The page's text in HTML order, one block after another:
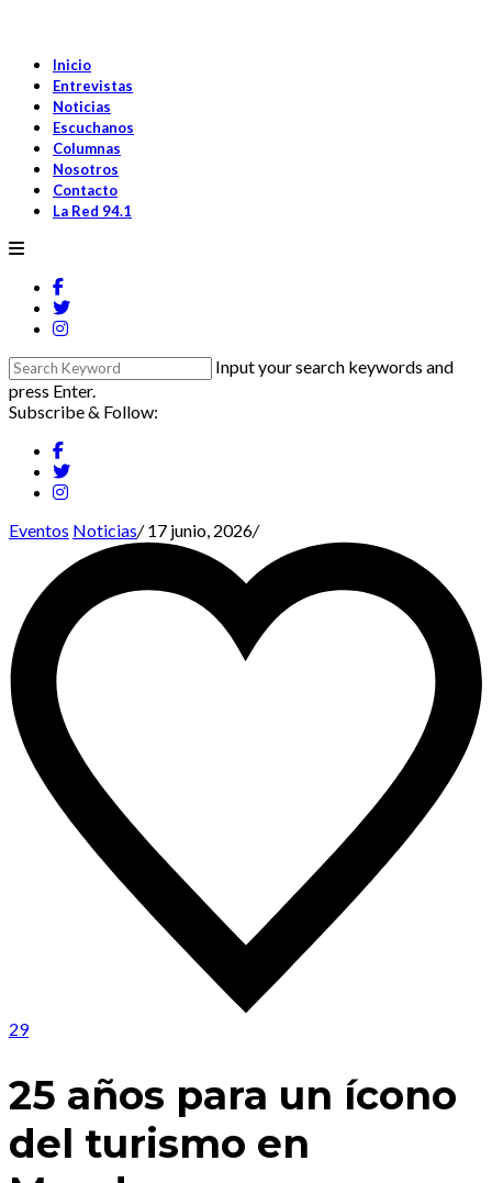
Inicio
Entrevistas
Noticias
Escuchanos
Columnas
Nosotros
Contacto
La Red 94.1
Input your search keywords and
press Enter.
Subscribe & Follow:
Eventos Noticias/17 junio, 2026/
29
25 años para un ícono
del turismo en